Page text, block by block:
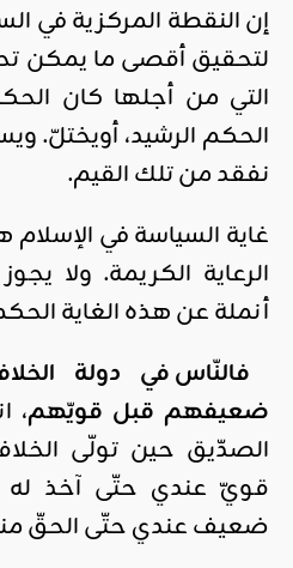
إن النقطة المركزية في
لتحقيق أقصى ما يمكن
التي من أجلها كان
الحكم الرشيد، أويختلّ.
نفقد من تلك القيم.
غاية السياسة في
الرعاية الكريمة. ولا
أنملة عن هذه الغاية
فالنّاس في دولة
ضعيفهم قبل قويّهم،
الصدّيق حين تولّى
قويّ عندي حتّى آخذ له
ضعيف عندي حتّى الحقّ